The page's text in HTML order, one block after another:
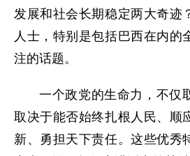
发展和社会长期稳定两大奇迹
人士，特别是包括巴西在内的
注的话题。
一个政党的生命力，不仅
取决于能否始终扎根人民、顺
新、勇担天下责任。这些优秀